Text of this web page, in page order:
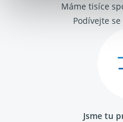
Máme tisíce
Podívejte
Jsme tu